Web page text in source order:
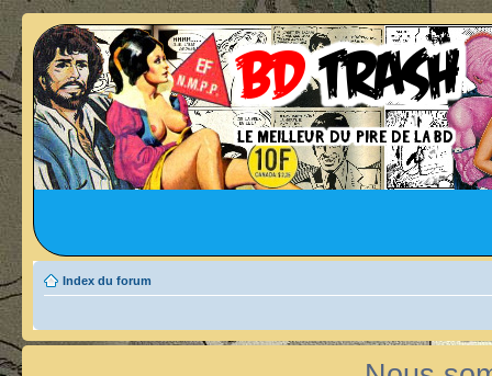
Index du forum